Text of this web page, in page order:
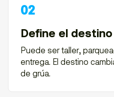
Define el destino
Puede ser taller,
entrega. El destino
de grúa.